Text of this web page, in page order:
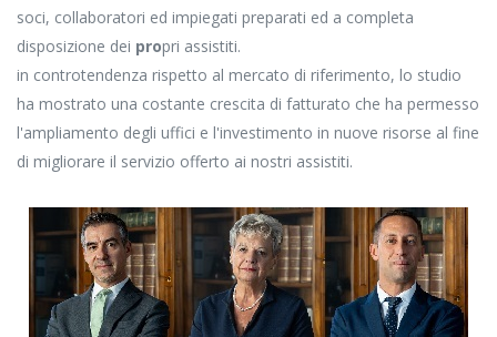
soci, collaboratori ed impiegati preparati ed a completa
disposizione dei propri assistiti.
in controtendenza rispetto al mercato di riferimento, lo studio
ha mostrato una costante crescita di fatturato che ha permesso
l'ampliamento degli uffici e l'investimento in nuove risorse al fine
di migliorare il servizio offerto ai nostri assistiti.